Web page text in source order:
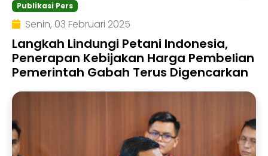
Publikasi Pers
Senin, 03 Februari 2025
Langkah Lindungi Petani Indonesia,
Penerapan Kebijakan Harga Pembelian
Pemerintah Gabah Terus Digencarkan